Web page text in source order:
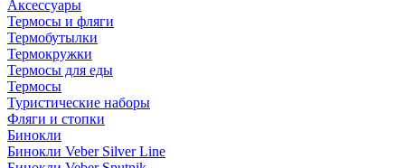
Аксессуары
Термосы и фляги
Термобутылки
Термокружки
Термосы для еды
Термосы
Туристические наборы
Фляги и стопки
Бинокли
Бинокли Veber Silver Line